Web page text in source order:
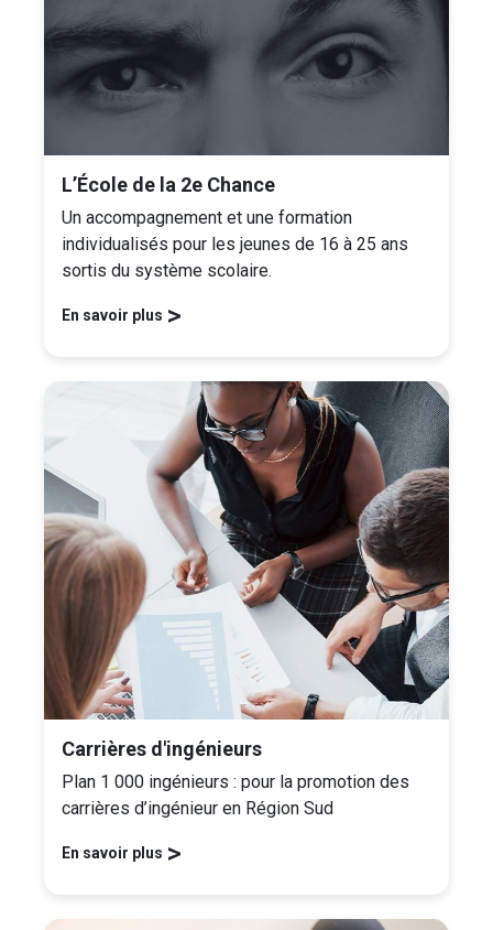
L’École de la 2e Chance
Un accompagnement et une formation
individualisés pour les jeunes de 16 à 25 ans
sortis du système scolaire.
En savoir plus >
Carrières d'ingénieurs
Plan 1 000 ingénieurs : pour la promotion des
carrières d’ingénieur en Région Sud
En savoir plus >